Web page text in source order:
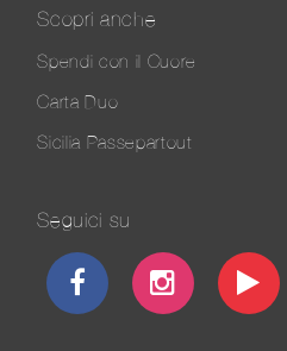
Scopri anche
Spendi con il Cuore
Carta Duo
Sicilia Passepartout
Seguici su